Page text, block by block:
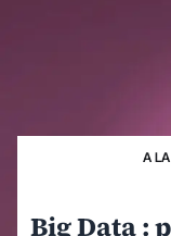
A
Big Data :